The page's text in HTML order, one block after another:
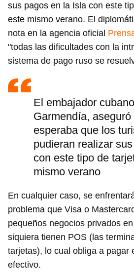
sus pagos en la Isla con este
este mismo verano. El
nota en la agencia oficial
"todas las dificultades con la
sistema de pago ruso se
El embajador
Garmendía,
esperaba que los
pudieran realizar
con este tipo de
mismo verano
En cualquier caso, se
problema que Visa o
pequeños negocios privados
siquiera tienen POS (las
tarjetas), lo cual obliga a pagar
efectivo.